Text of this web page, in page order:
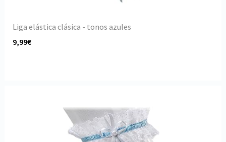
Liga elástica clásica - tonos azules
9,99€